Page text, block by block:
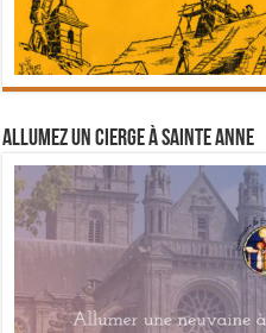
Allumez un cierge à Sainte Anne